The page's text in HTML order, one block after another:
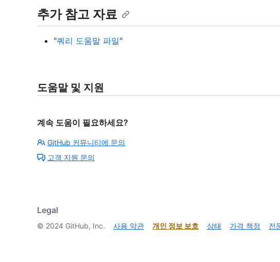
추가 참고 자료
"쿼리 도움말 파일"
도움말 및 지원
계속 도움이 필요하세요?
GitHub 커뮤니티에 문의
고객 지원 문의
Legal
© 2024 GitHub, Inc. 사용 약관 개인 정보 보호 상태 가격 책정 전